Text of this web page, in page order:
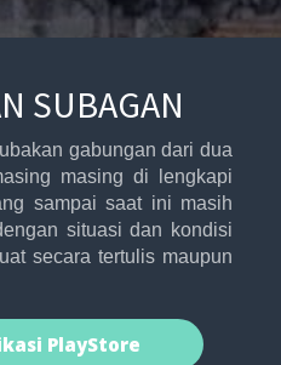
SUBAGAN
gabungan dari dua
masing di lengkapi
sampai saat ini masih
situasi dan kondisi
secara tertulis maupun
PlayStore